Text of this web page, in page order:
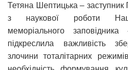
Тетяна Шептицька – заступник
з наукової роботи
меморіального заповідника
підкреслила важливість
злочини тоталітарних